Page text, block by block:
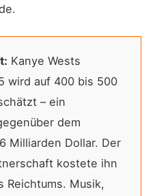
Kanye Wests
wird auf 400 bis 500
– ein
dem
Milliarden Dollar. Der
kostete ihn
Reichtums. Musik,